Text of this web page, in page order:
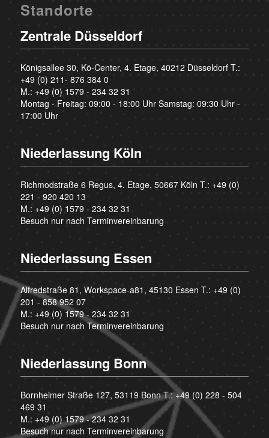
Standorte
Zentrale Düsseldorf
Königsallee 30, Kö-Center, 4. Etage, 40212 Düsseldorf T.:
+49 (0) 211- 876 384 0
M.: +49 (0) 1579 - 234 32 31
Montag - Freitag: 09:00 - 18:00 Uhr Samstag: 09:30 Uhr -
17:00 Uhr
Niederlassung Köln
Richmodstraße 6 Regus, 4. Etage, 50667 Köln T.: +49 (0)
221 - 920 420 13
M.: +49 (0) 1579 - 234 32 31
Besuch nur nach Terminvereinbarung
Niederlassung Essen
Alfredstraße 81, Workspace-a81, 45130 Essen T.: +49 (0)
201 - 858 952 07
M.: +49 (0) 1579 - 234 32 31
Besuch nur nach Terminvereinbarung
Niederlassung Bonn
Bornheimer Straße 127, 53119 Bonn T.:+49 (0) 228 - 504
469 31
M.: +49 (0) 1579 - 234 32 31
Besuch nur nach Terminvereinbarung